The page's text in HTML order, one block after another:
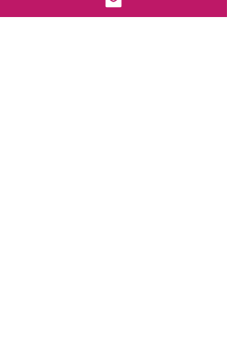
Габариты по ширине: + 11 см